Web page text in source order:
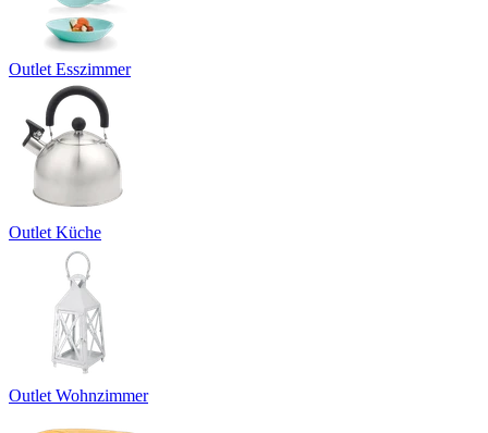
Outlet Esszimmer
Outlet Küche
Outlet Wohnzimmer